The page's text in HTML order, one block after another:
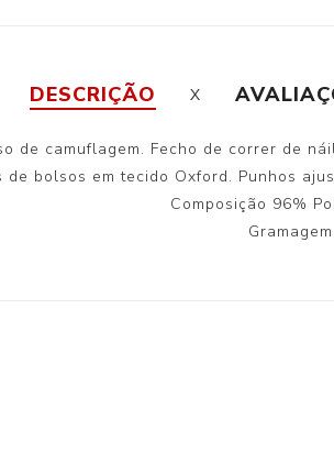
DESCRIÇÃO
de camuflagem. Fecho de correr de
de bolsos em tecido Oxford. Punhos
Composição 96%